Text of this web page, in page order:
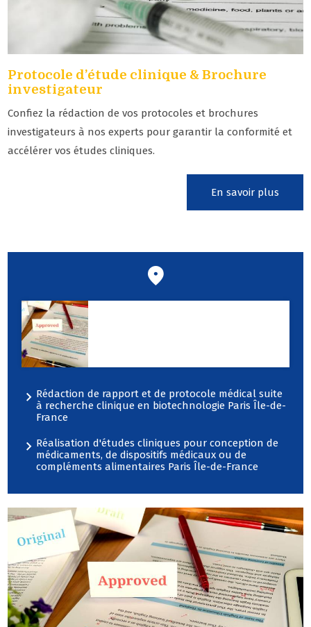
Protocole d’étude clinique & Brochure
investigateur
Confiez la rédaction de vos protocoles et brochures
investigateurs à nos experts pour garantir la conformité et
accélérer vos études cliniques.
En savoir plus
Rédaction de rapport et de protocole médical suite
à recherche clinique en biotechnologie Paris Île-de-
France
Réalisation d'études cliniques pour conception de
médicaments, de dispositifs médicaux ou de
compléments alimentaires Paris Île-de-France